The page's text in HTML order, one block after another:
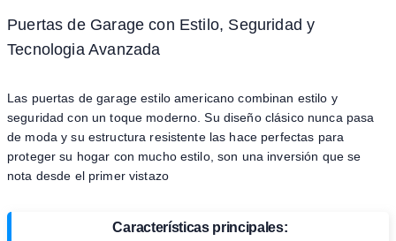
Puertas de Garage con Estilo, Seguridad y
Tecnologia Avanzada
Las puertas de garage estilo americano combinan estilo y
seguridad con un toque moderno. Su diseño clásico nunca pasa
de moda y su estructura resistente las hace perfectas para
proteger su hogar con mucho estilo, son una inversión que se
nota desde el primer vistazo
Características principales: